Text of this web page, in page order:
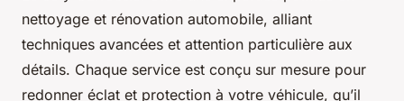
nettoyage et rénovation automobile, alliant
techniques avancées et attention particulière aux
détails. Chaque service est conçu sur mesure pour
redonner éclat et protection à votre véhicule, qu’il